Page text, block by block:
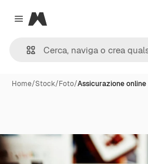
Close menu
Magnific
Home/Stock/Foto/Assicurazione online